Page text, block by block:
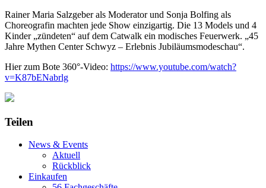
Rainer Maria Salzgeber als Moderator und Sonja Bolfing als
Choreografin machten jede Show einzigartig. Die 13 Models und 4
Kinder „zündeten“ auf dem Catwalk ein modisches Feuerwerk. „45
Jahre Mythen Center Schwyz – Erlebnis Jubiläumsmodeschau“.
Hier zum Bote 360°-Video: https://www.youtube.com/watch?
v=K87bENabrlg
Teilen
News & Events
Aktuell
Rückblick
Einkaufen